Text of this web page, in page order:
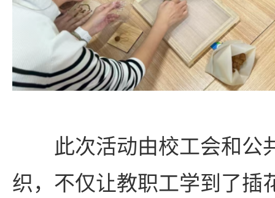
此次活动由校工会和公
织，不仅让教职工学到了插